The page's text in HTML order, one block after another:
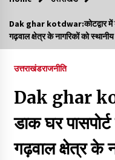
Minorities
कार्यक्रम में
Thought
Dak ghar kotdwar:कोटद्वार में
गढ़वाल क्षेत्र के नागरिकों को
उत्तराखंडराजनीति
Dak ghar
डाक घर
गढ़वाल क्षेत्र के